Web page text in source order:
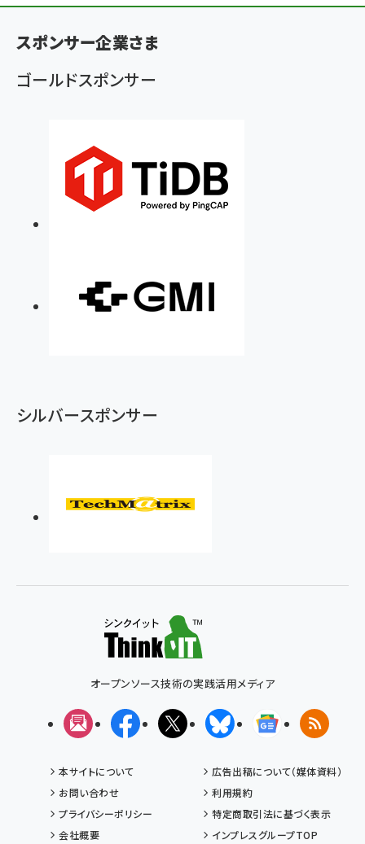
く
ず
スポンサー企業さま
ゴールドスポンサー
シルバースポンサー
オープンソース技術の実践活用メディア
メルマガFacebookX(エックス)BlueskyGoogleニュ
RSS
本サイトについて
広告出稿について（媒体資料）
お問い合わせ
利用規約
プライバシーポリシー
特定商取引法に基づく表示
会社概要
インプレスグループTOP